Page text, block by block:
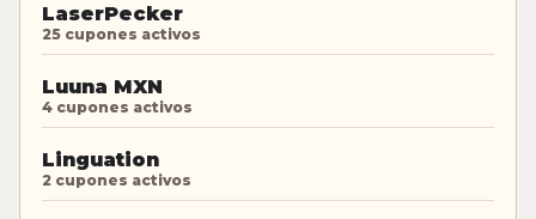
LaserPecker
25 cupones activos
Luuna MXN
4 cupones activos
Linguation
2 cupones activos